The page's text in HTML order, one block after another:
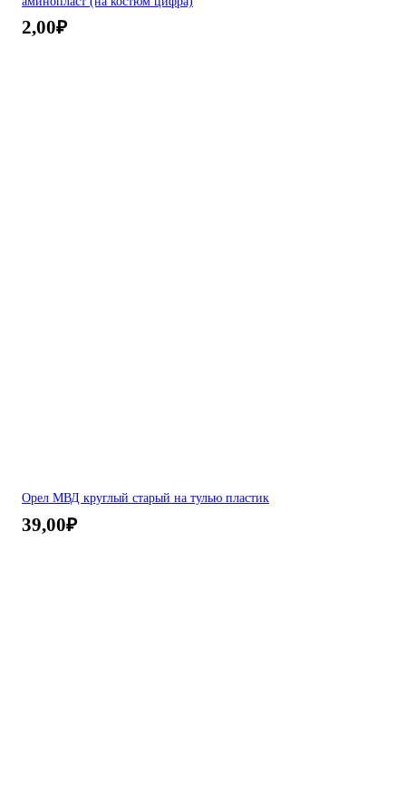
2,00₽
Орел МВД круглый старый на тулью пластик
39,00₽